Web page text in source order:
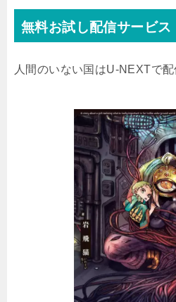
無料お試し配信サービス
人間のいない国はU-NEXTで配